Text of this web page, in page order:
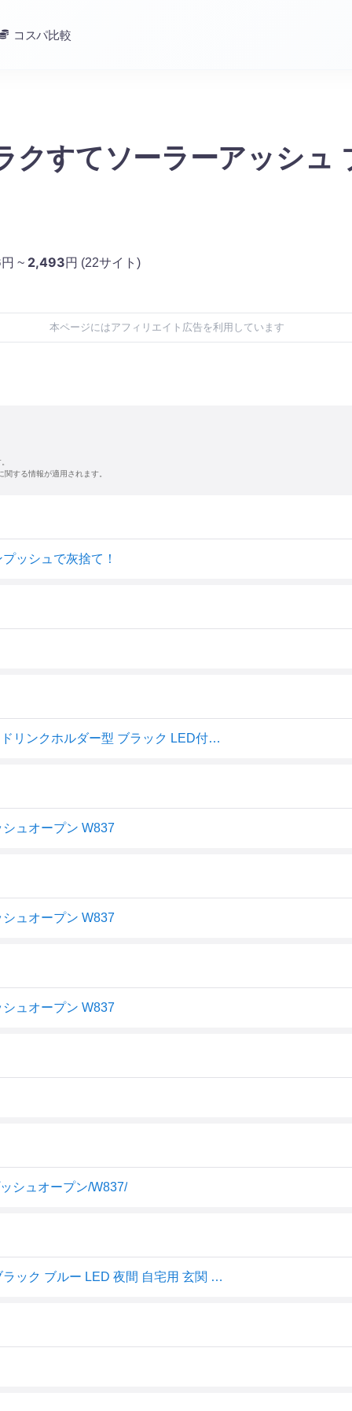
コスパ比較
クすてソーラーアッシュ
円 ~ 2,493円 (22サイト)
本ページにはアフィリエイト広告を利用しています
する情報が適用されます。
ッシュで灰捨て！
セイワ(SEIWA) 車内用品 灰皿 ラクすてソーラーアッシュ ドリンクホルダー型 ブラック LED付き W837
ュオープン W837
ュオープン W837
ュオープン W837
シュオープン/W837/
車用 灰皿 ラクすてソーラーアッシュ 上下ワンプッシュ ブラック ブルー LED 夜間 自宅用 玄関 ベランダ 紙巻き glo ICOS W837 カー用品 セイワ(SEIWA)